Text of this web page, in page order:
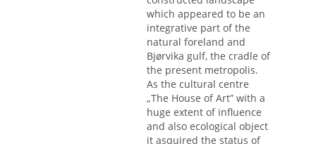
which appeared to be an
integrative part of the
natural foreland and
Bjørvika gulf, the cradle of
the present metropolis.
As the cultural centre
„The House of Art” with a
huge extent of influence
and also ecological object
it asquired the status of